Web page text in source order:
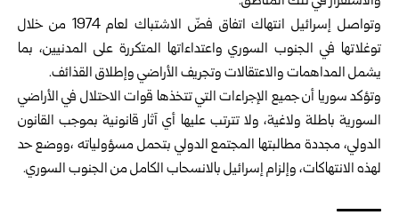
وتواصل إسرائيل انتهاك اتفاق فضّ الاشتباك لعام ‌‏1974 ‏من ‏خلال
‏توغلاتها ‏في الجنوب ‏السوري ‏واعتداءاتها ‏المتكررة على ‏المدنيين، ‏بما
‏يشمل ‌‏المداهمات ‏والاعتقالات وتجريف ‏الأراضي ‏وإطلاق ‏القذائف‎.‎
وتؤكد سوريا أن جميع الإجراءات التي تتخذها قوات ‌‏الاحتلال ‏في ‏الأراضي
‏السورية باطلة ‏ولاغية، ولا ‏تترتب ‏عليها أي آثار ‏قانونية ‌‏بموجب القانون
‏الدولي، ‏مجددة ‏مطالبتها المجتمع الدولي ‌‏بتحمل ‏مسؤولياته ،‏ووضع حد
‏لهذه ‏الانتهاكات، وإلزام إسرائيل ‌‏بالانسحاب ‏الكامل ‏من ‏الجنوب ‏السوري‎.‎